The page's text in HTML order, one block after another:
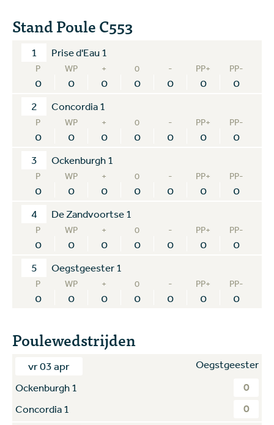
Stand Poule C553
1 Prise d'Eau 1
P WP + 0 - PP+ PP-
0 0 0 0 0 0 0
2 Concordia 1
P WP + 0 - PP+ PP-
0 0 0 0 0 0 0
3 Ockenburgh 1
P WP + 0 - PP+ PP-
0 0 0 0 0 0 0
4 De Zandvoortse 1
P WP + 0 - PP+ PP-
0 0 0 0 0 0 0
5 Oegstgeester 1
P WP + 0 - PP+ PP-
0 0 0 0 0 0 0
Poulewedstrijden
vr 03 apr
Oegstgeester
Ockenburgh 1
0
Concordia 1 0